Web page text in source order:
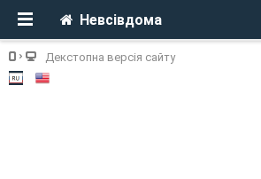
Невсівдома
Декстопна версія сайту